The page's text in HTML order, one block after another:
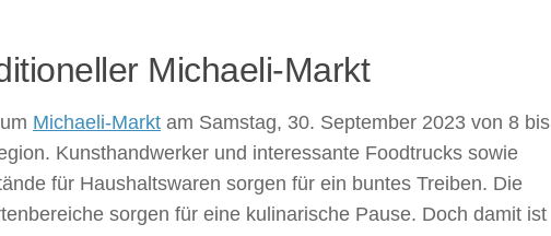
Michaeli-Markt
Michaeli-Markt am Samstag, 30. September 2023 von 8 bis
Kunsthandwerker und interessante Foodtrucks sowie
für Haushaltswaren sorgen für ein buntes Treiben. Die
sorgen für eine kulinarische Pause. Doch damit ist